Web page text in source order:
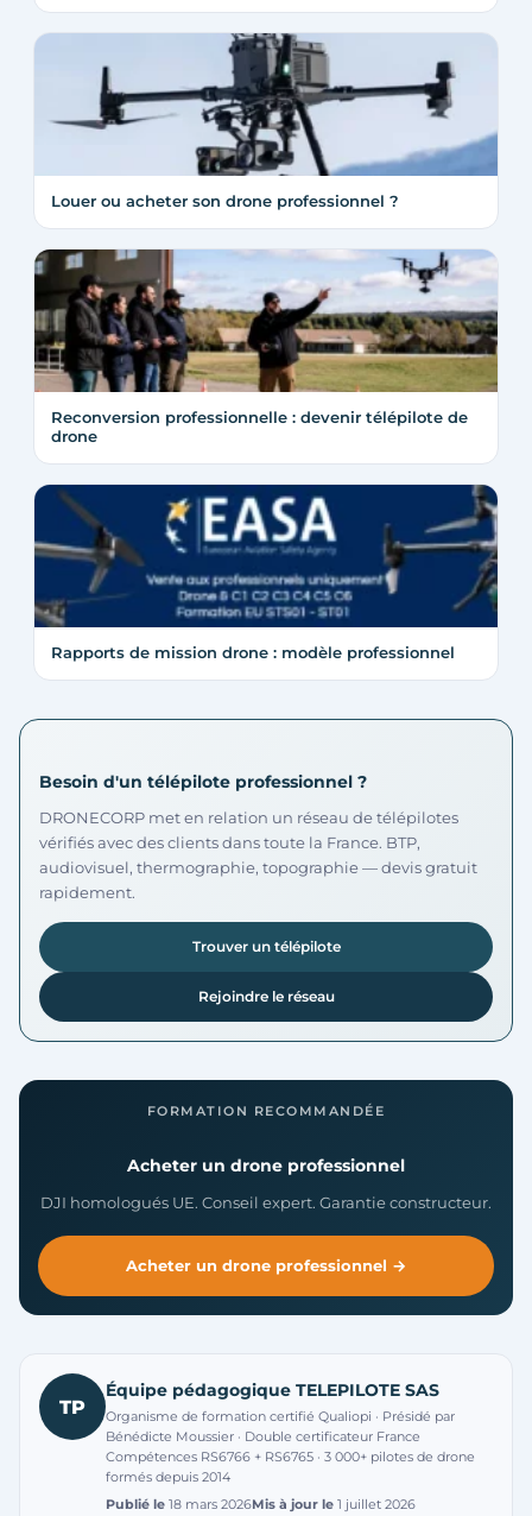
Louer ou acheter son drone professionnel ?
Reconversion professionnelle : devenir télépilote de
drone
Rapports de mission drone : modèle professionnel
Besoin d'un télépilote professionnel ?
DRONECORP met en relation un réseau de télépilotes
vérifiés avec des clients dans toute la France. BTP,
audiovisuel, thermographie, topographie — devis gratuit
rapidement.
Trouver un télépilote
Rejoindre le réseau
FORMATION RECOMMANDÉE
Acheter un drone professionnel
DJI homologués UE. Conseil expert. Garantie constructeur.
Acheter un drone professionnel →
TP
Équipe pédagogique TELEPILOTE SAS
Organisme de formation certifié Qualiopi · Présidé par
Bénédicte Moussier · Double certificateur France
Compétences RS6766 + RS6765 · 3 000+ pilotes de drone
formés depuis 2014
Publié le 18 mars 2026Mis à jour le 1 juillet 2026